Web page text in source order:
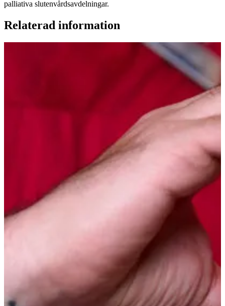
palliativa slutenvårdsavdelningar.
Relaterad information